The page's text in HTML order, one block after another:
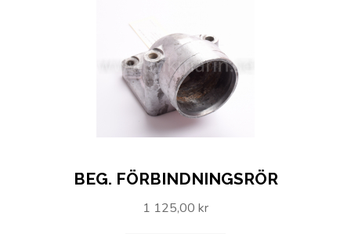
BEG. FÖRBINDNINGSRÖR
1 125,00 kr